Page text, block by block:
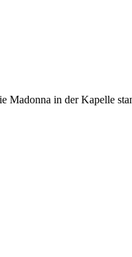
Madonna in der Kapelle